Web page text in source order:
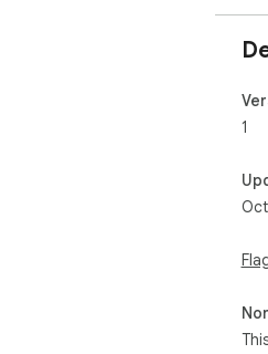
1